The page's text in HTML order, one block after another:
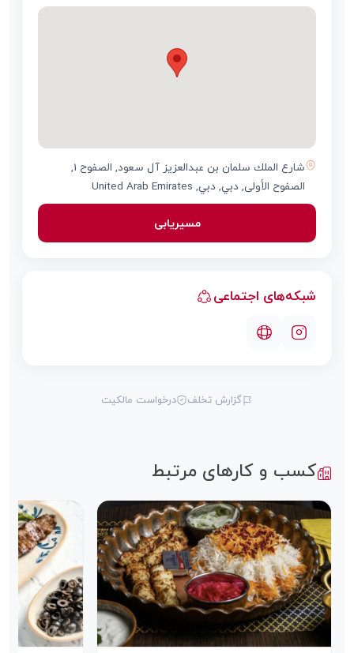
شارع الملك سلمان بن عبدالعزيز آل سعود, الصفوح 1,
الصفوح الأولى, دبي, دبي, United Arab Emirates
مسیریابی
شبکه‌های اجتماعی
گزارش تخلف درخواست مالکیت
کسب و کارهای مرتبط